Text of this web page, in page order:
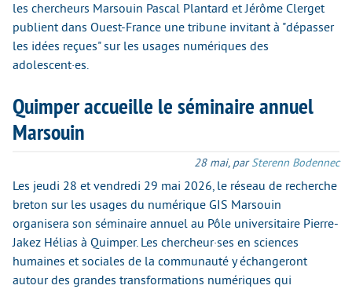
les chercheurs Marsouin Pascal Plantard et Jérôme Clerget
publient dans Ouest-France une tribune invitant à "dépasser
les idées reçues" sur les usages numériques des
adolescent·es.
Quimper accueille le séminaire annuel
Marsouin
28 mai, parSterenn Bodennec
Les jeudi 28 et vendredi 29 mai 2026, le réseau de recherche
breton sur les usages du numérique GIS Marsouin
organisera son séminaire annuel au Pôle universitaire Pierre-
Jakez Hélias à Quimper. Les chercheur·ses en sciences
humaines et sociales de la communauté y échangeront
autour des grandes transformations numériques qui